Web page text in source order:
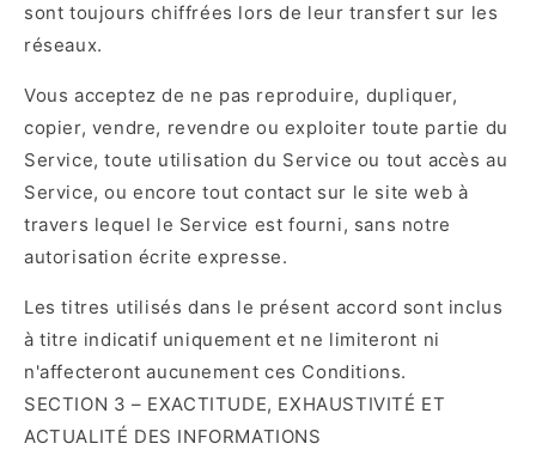
sont toujours chiffrées lors de leur transfert sur les
réseaux.
Vous acceptez de ne pas reproduire, dupliquer,
copier, vendre, revendre ou exploiter toute partie du
Service, toute utilisation du Service ou tout accès au
Service, ou encore tout contact sur le site web à
travers lequel le Service est fourni, sans notre
autorisation écrite expresse.
Les titres utilisés dans le présent accord sont inclus
à titre indicatif uniquement et ne limiteront ni
n'affecteront aucunement ces Conditions.
SECTION 3 – EXACTITUDE, EXHAUSTIVITÉ ET
ACTUALITÉ DES INFORMATIONS